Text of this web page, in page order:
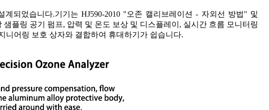
되었습니다.기기는 HJ590-2010 "오존 캘리브레이션 - 자외선 방법" 및
플링 공기 펌프, 압력 및 온도 보상 및 디스플레이, 실시간 흐름 모니터링
니어링 보호 상자와 결합하여 휴대하기가 쉽습니다.